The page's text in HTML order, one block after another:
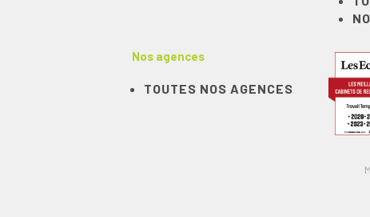
Nos agences
TOUTES NOS AGENCES